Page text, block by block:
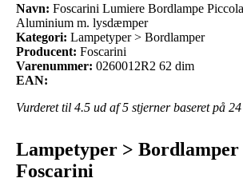
Navn: Foscarini Lumiere Bordlampe
Aluminium m. lysdæmper
Kategori: Lampetyper > Bordlamper
Producent: Foscarini
Varenummer: 0260012R2 62 dim
EAN:
Vurderet til 4.5 ud af 5 stjerner baseret på 24
Lampetyper >
Foscarini